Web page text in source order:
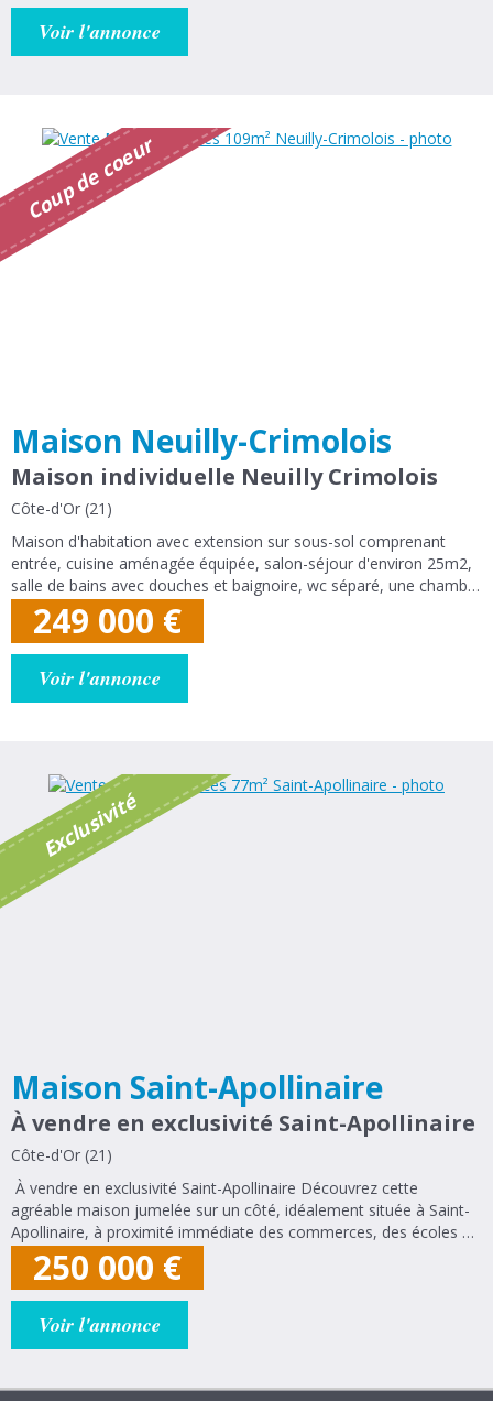
Voir l'annonce
C
o
u
p
d
e
c
o
e
u
r
Maison Neuilly-Crimolois
Maison individuelle Neuilly Crimolois
Côte-d'Or (21)
Maison d'habitation avec extension sur sous-sol comprenant
entrée, cuisine aménagée équipée, salon-séjour d'environ 25m2,
salle de bains avec douches et baignoire, wc séparé, une chambre
et un grand dressing menant à l'extension qui est composée
d'une grande chambre...
249 000 €
Voir l'annonce
E
x
c
l
u
s
i
v
i
t
é
Maison Saint-Apollinaire
À vendre en exclusivité Saint-Apollinaire
Côte-d'Or (21)
À vendre en exclusivité Saint-Apollinaire Découvrez cette
agréable maison jumelée sur un côté, idéalement située à Saint-
Apollinaire, à proximité immédiate des commerces, des écoles et
de toutes les commodités. Lumineuse et traversante, cette
maison offre un...
250 000 €
Voir l'annonce